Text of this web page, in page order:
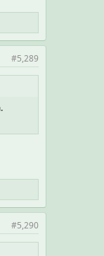
#5,289
#5,290